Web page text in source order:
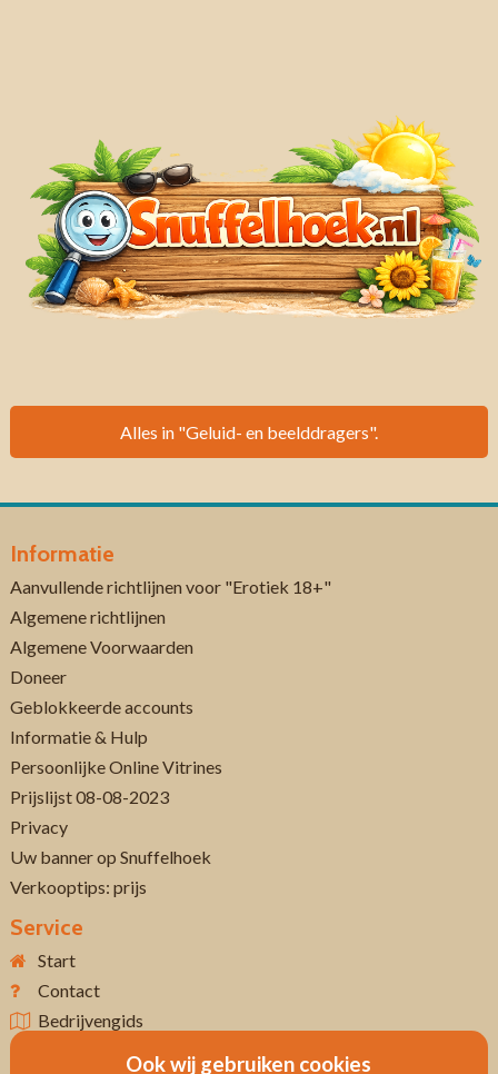
Alles in "Geluid- en beelddragers".
Informatie
Aanvullende richtlijnen voor "Erotiek 18+"
Algemene richtlijnen
Algemene Voorwaarden
Doneer
Geblokkeerde accounts
Informatie & Hulp
Persoonlijke Online Vitrines
Prijslijst 08-08-2023
Privacy
Uw banner op Snuffelhoek
Verkooptips: prijs
Service
Start
Contact
Bedrijvengids
Ook wij gebruiken cookies